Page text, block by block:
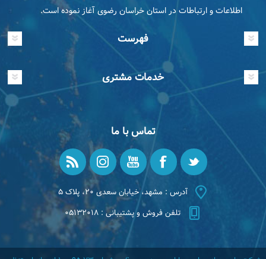
اطلاعات و ارتباطات در استان خراسان رضوی آغاز نموده است.
فهرست
خدمات مشتری
تماس با ما
آدرس : مشهد، خیابان سعدی ۲۰، پلاک ۵
تلفن فروش و پشتیبانی : ۰۵۱۳۲۰۱۸